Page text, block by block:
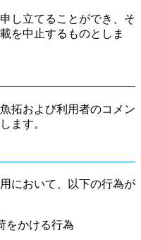
し立てることができ、そ
を中止するものとしま
拓および利用者のコメン
ます。
において、以下の行為が
をかける行為